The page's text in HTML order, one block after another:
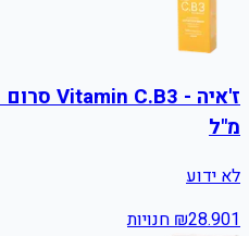
מ"ל
לא ידוע
₪28.901 חנויות